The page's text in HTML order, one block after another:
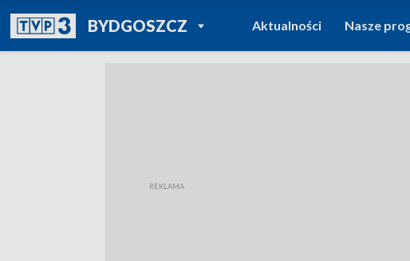
BYDGOSZCZPOWRÓT DO
TVP REGIONY
Aktualności Nasze